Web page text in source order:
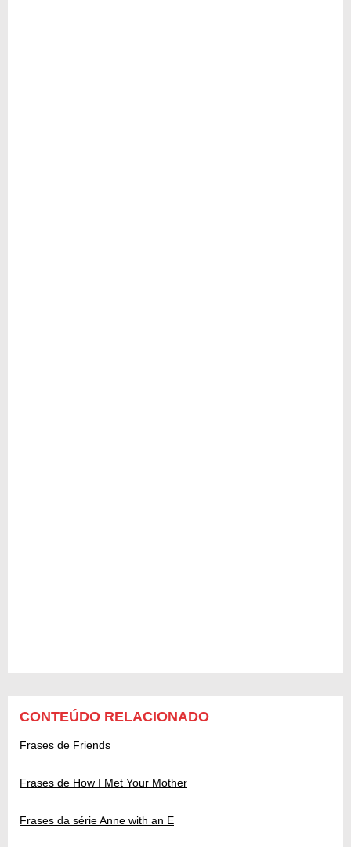
CONTEÚDO RELACIONADO
Frases de Friends
Frases de How I Met Your Mother
Frases da série Anne with an E